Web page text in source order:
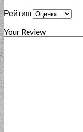
Рейтинг
Your Review